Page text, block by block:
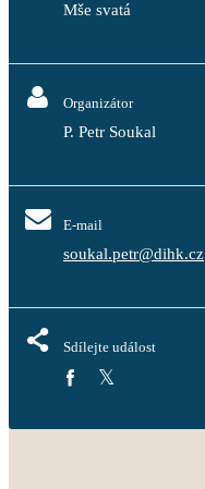
Mše svatá
Organizátor
P. Petr Soukal
E-mail
soukal.petr@dihk.cz
Sdílejte událost